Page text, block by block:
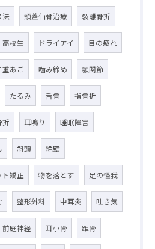
法 頭蓋仙骨治療 裂離骨折
高校生 ドライアイ 目の疲れ
重あご 噛み締め 顎関節
たるみ 舌骨 指骨折
折 耳鳴り 睡眠障害
斜頭 絶壁
ト矯正 物を落とす 足の怪我
整形外科 中耳炎 吐き気
前庭神経 耳小骨 距骨